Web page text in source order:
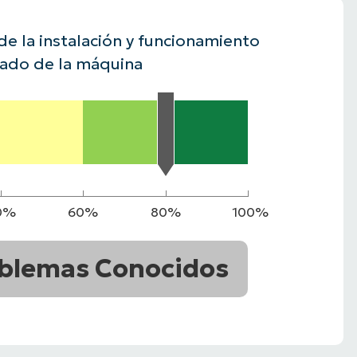
RUTA DEL PRODUCTO
UNA DEMO
UNA DEMO
la instalación y funcionamiento
de la máquina
60% 80% 100%
Conocidos